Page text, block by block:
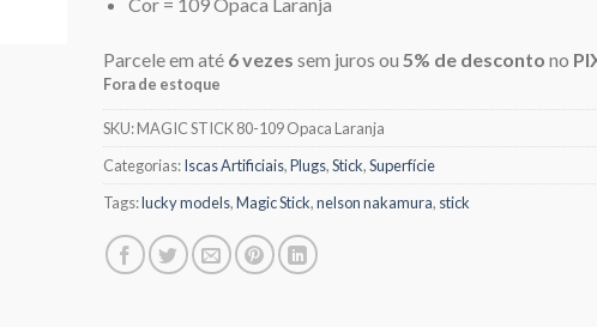
Parcele em até 6 vezes sem juros ou 5% de desconto no
Fora de estoque
SKU:MAGIC STICK 80-109 Opaca Laranja
Categorias:Iscas Artificiais,Plugs,Stick,Superfície
Tags:lucky models,Magic Stick,nelson nakamura, stick